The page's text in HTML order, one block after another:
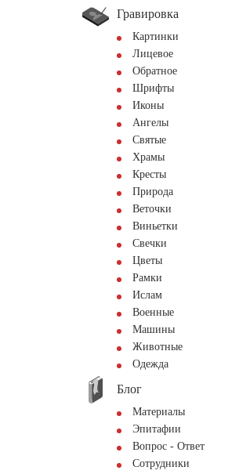
Гравировка
Картинки
Лицевое
Обратное
Шрифты
Иконы
Ангелы
Святые
Храмы
Кресты
Природа
Веточки
Виньетки
Свечки
Цветы
Рамки
Ислам
Военные
Машины
Животные
Одежда
Блог
Материалы
Эпитафии
Вопрос - Ответ
Сотрудники